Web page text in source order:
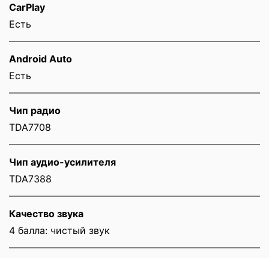
CarPlay
Есть
Android Auto
Есть
Чип радио
TDA7708
Чип аудио-усилителя
TDA7388
Качество звука
4 балла: чистый звук